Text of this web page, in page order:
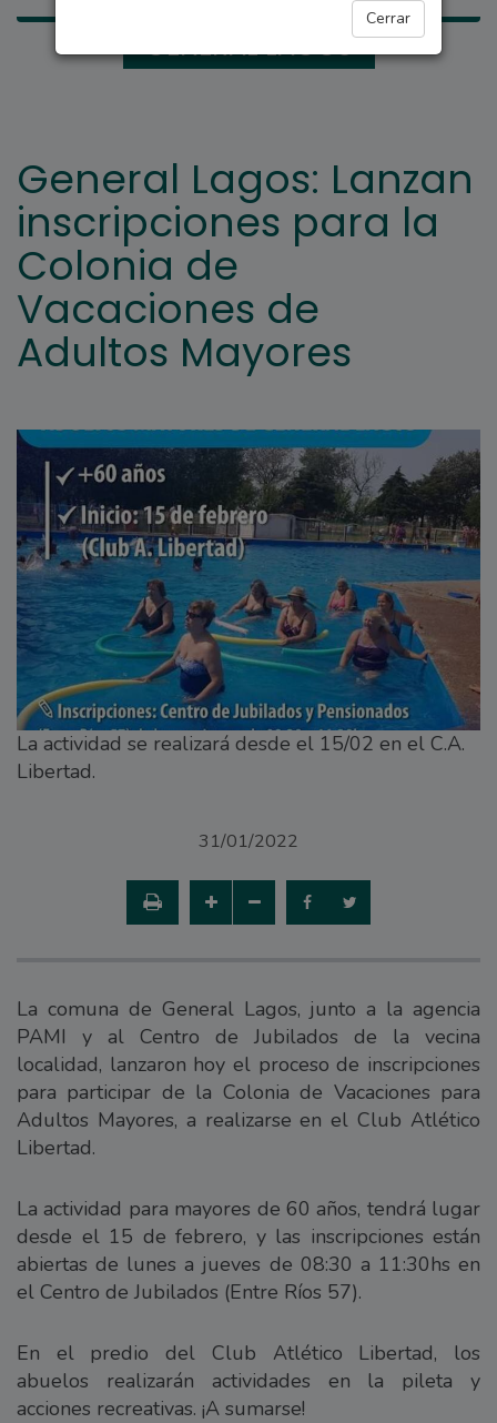
Cerrar
GENERAL LAGOS
General Lagos: Lanzan
inscripciones para la
Colonia de
Vacaciones de
Adultos Mayores
La actividad se realizará desde el 15/02 en el C.A.
Libertad.
31/01/2022
La comuna de General Lagos, junto a la agencia
PAMI y al Centro de Jubilados de la vecina
localidad, lanzaron hoy el proceso de inscripciones
para participar de la Colonia de Vacaciones para
Adultos Mayores, a realizarse en el Club Atlético
Libertad.
La actividad para mayores de 60 años, tendrá lugar
desde el 15 de febrero, y las inscripciones están
abiertas de lunes a jueves de 08:30 a 11:30hs en
el Centro de Jubilados (Entre Ríos 57).
En el predio del Club Atlético Libertad, los
abuelos realizarán actividades en la pileta y
acciones recreativas. ¡A sumarse!